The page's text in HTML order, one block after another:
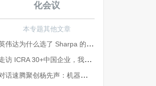
化会议
本专题其他文章
英伟达为什么选了 Sharpa 的手？ICRA 2026现场我们找到了答案
走访 ICRA 30+中国企业，我们发现具身智能产业三大趋势 | ICRA 2026
对话速腾聚创杨先声：机器人的通用智能，先从一双「不骗人」的眼睛开始 | ICRA 2026